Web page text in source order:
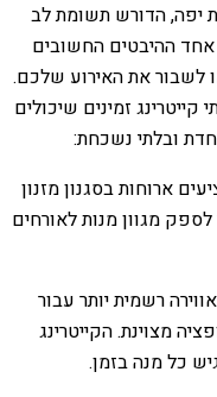
יפה, הדורש תשומת לב
אחד ההיבטים החשובים
לשבור את האירוע שלכם.
זמינים שיכולים
ובלתי נשכחת:
ארוחות בסגנון מזנון
מגוון מנות לאורחים
רשמית יותר עבור
מצוינת. הקייטרינג
כל מנה בזמן.